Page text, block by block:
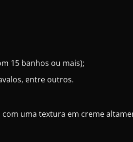
15 banhos ou mais);
entre outros.
uma textura em creme